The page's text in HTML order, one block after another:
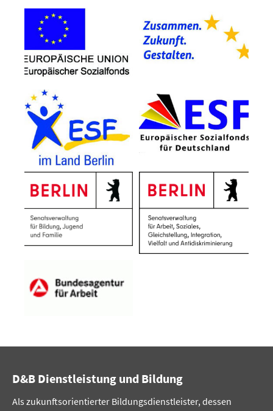
D&B Dienstleistung und Bildung
Als zukunftsorientierter Bildungsdienstleister, dessen